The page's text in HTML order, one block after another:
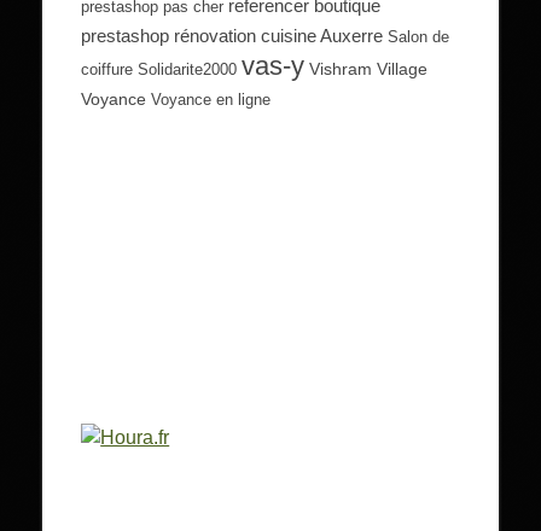
prestashop pas cher referencer boutique
prestashop rénovation cuisine Auxerre Salon de
coiffure Solidarite2000 vas-y Vishram Village
Voyance Voyance en ligne